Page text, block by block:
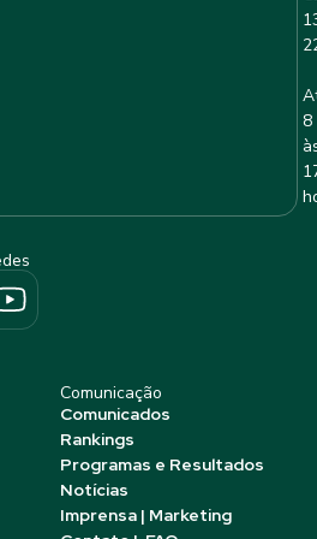
8
Comunicação
Comunicados
Rankings
Programas e Resultados
Notícias
Imprensa | Marketing